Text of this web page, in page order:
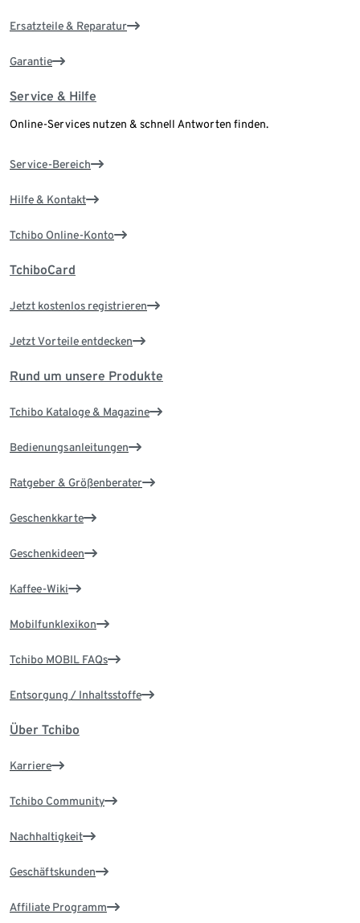
Ersatzteile & Reparatur
Garantie
Service & Hilfe
Online-Services nutzen & schnell Antworten finden.
Service-Bereich
Hilfe & Kontakt
Tchibo Online-Konto
TchiboCard
Jetzt kostenlos registrieren
Jetzt Vorteile entdecken
Rund um unsere Produkte
Tchibo Kataloge & Magazine
Bedienungsanleitungen
Ratgeber & Größenberater
Geschenkkarte
Geschenkideen
Kaffee-Wiki
Mobilfunklexikon
Tchibo MOBIL FAQs
Entsorgung / Inhaltsstoffe
Über Tchibo
Karriere
Tchibo Community
Nachhaltigkeit
Geschäftskunden
Affiliate Programm